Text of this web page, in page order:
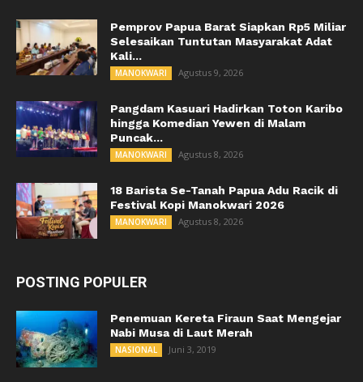
Pemprov Papua Barat Siapkan Rp5 Miliar
Selesaikan Tuntutan Masyarakat Adat
Kali...
MANOKWARI Agustus 9, 2026
Pangdam Kasuari Hadirkan Toton Karibo
hingga Komedian Yewen di Malam
Puncak...
MANOKWARI Agustus 8, 2026
18 Barista Se-Tanah Papua Adu Racik di
Festival Kopi Manokwari 2026
MANOKWARI Agustus 8, 2026
POSTING POPULER
Penemuan Kereta Firaun Saat Mengejar
Nabi Musa di Laut Merah
NASIONAL Juni 3, 2019